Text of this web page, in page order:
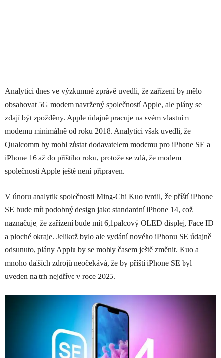
Analytici dnes ve výzkumné zprávě uvedli, že zařízení by mělo
obsahovat 5G modem navržený společností Apple, ale plány se
zdají být zpožděny. Apple údajně pracuje na svém vlastním
modemu minimálně od roku 2018. Analytici však uvedli, že
Qualcomm by mohl zůstat dodavatelem modemu pro iPhone SE a
iPhone 16 až do příštího roku, protože se zdá, že modem
společnosti Apple ještě není připraven.
V únoru analytik společnosti Ming-Chi Kuo tvrdil, že příští iPhone
SE bude mít podobný design jako standardní iPhone 14, což
naznačuje, že zařízení bude mít 6,1palcový OLED displej, Face ID
a ploché okraje. Jelikož bylo ale vydání nového iPhonu SE údajně
odsunuto, plány Applu by se mohly časem ještě změnit. Kuo a
mnoho dalších zdrojů neočekává, že by příští iPhone SE byl
uveden na trh nejdříve v roce 2025.